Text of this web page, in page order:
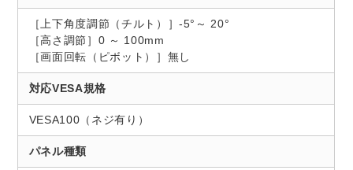
［上下角度調節（チルト）］-5°～ 20°
［高さ調節］0 ～ 100mm
［画面回転（ピボット）］無し
対応VESA規格
VESA100（ネジ有り）
パネル種類